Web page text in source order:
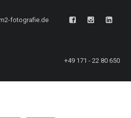
fotografie.de
+49 171 - 22 80 650